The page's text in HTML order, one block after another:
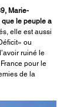
Marie-
que le peuple a
elle est aussi
ou
ruiné le
pour le
de la